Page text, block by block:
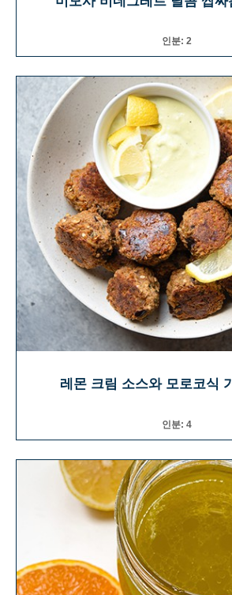
인분: 2
레몬 크림 소스와 모로코식
인분: 4